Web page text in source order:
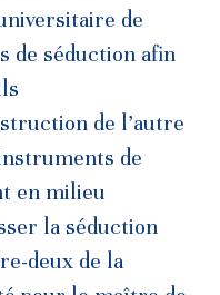
de
de séduction afin
de l’autre
de
en milieu
la séduction
deux de la